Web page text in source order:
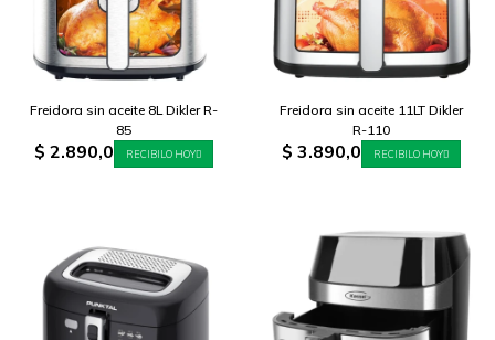
Freidora sin aceite 8L Dikler R-
85
$ 2.890,0 RECIBILO HOY
Freidora sin aceite 11LT Dikler
R-110
$ 3.890,0 RECIBILO HOY